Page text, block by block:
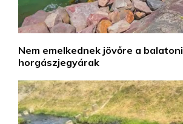
Nem emelkednek jövőre a balatoni
horgászjegyárak